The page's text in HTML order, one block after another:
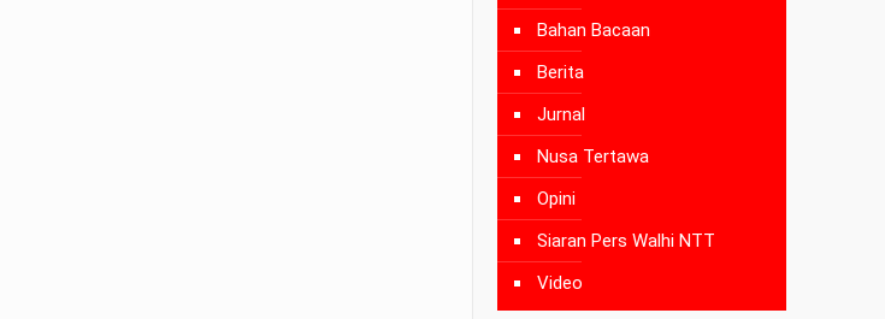
Bahan Bacaan
Berita
Jurnal
Nusa Tertawa
Opini
Siaran Pers Walhi NTT
Video